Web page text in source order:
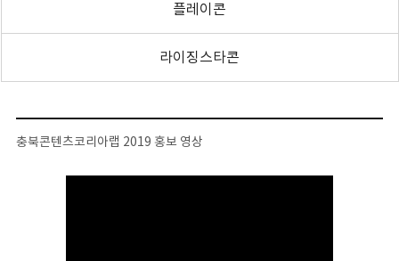
플레이콘
라이징스타콘
충북콘텐츠코리아랩 2019 홍보 영상